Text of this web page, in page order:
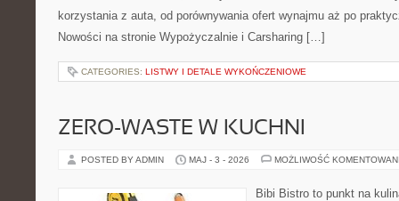
korzystania z auta, od porównywania ofert wynajmu aż po
Nowości na stronie Wypożyczalnie i Carsharing […]
CATEGORIES: LISTWY I DETALE WYKOŃCZENIOWE
ZERO-WASTE W KUCHNI
POSTED BY ADMIN MAJ - 3 - 2026 MOŻLIWOŚĆ
Bibi Bistro to punkt na